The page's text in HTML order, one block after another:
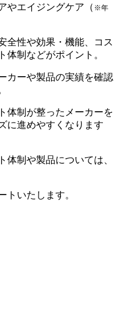
やエイジングケア（ ※年
全性や効果・機能、コス
体制などがポイント。
カーや製品の実績を確認
体制が整ったメーカーを
に進めやすくなります
体制や製品については、
トいたします。